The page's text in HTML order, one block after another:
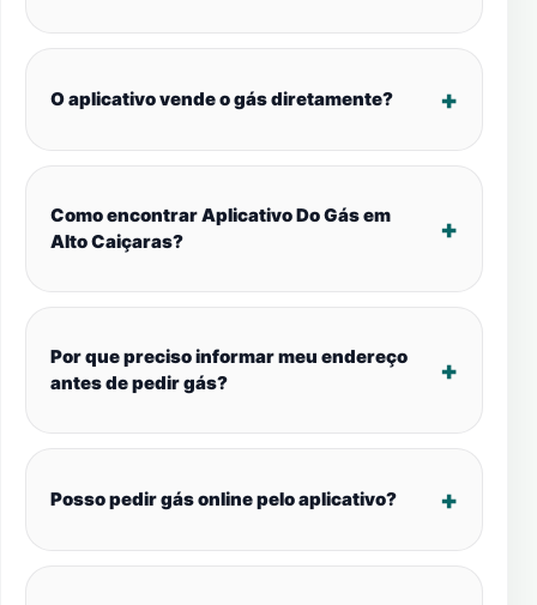
O aplicativo vende o gás diretamente?
Como encontrar Aplicativo Do Gás em
Alto Caiçaras?
Por que preciso informar meu endereço
antes de pedir gás?
Posso pedir gás online pelo aplicativo?